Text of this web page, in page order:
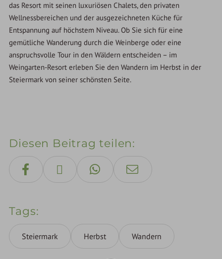
das Resort mit seinen luxuriösen Chalets, den privaten
Wellnessbereichen und der ausgezeichneten Küche für
Entspannung auf höchstem Niveau. Ob Sie sich für eine
gemütliche Wanderung durch die Weinberge oder eine
anspruchsvolle Tour in den Wäldern entscheiden – im
Weingarten-Resort erleben Sie den Wandern im Herbst in der
Steiermark von seiner schönsten Seite.
Diesen Beitrag teilen
Tags
Steiermark Herbst Wandern